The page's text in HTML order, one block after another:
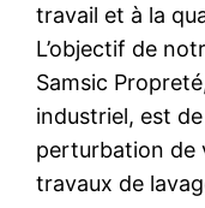
travail et à la
L’objectif de
Samsic
industriel, est
perturbation de
travaux de